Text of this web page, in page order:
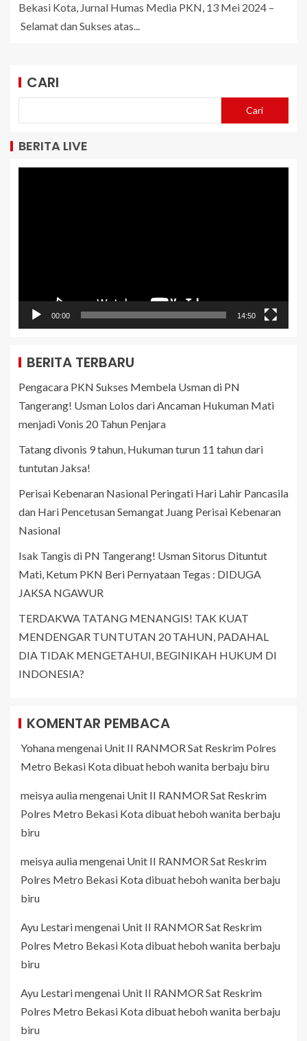
Bekasi Kota, Jurnal Humas Media PKN, 13 Mei 2024 –
Selamat dan Sukses atas...
CARI
Cari
BERITA LIVE
00:00 14:50
BERITA TERBARU
Pengacara PKN Sukses Membela Usman di PN
Tangerang! Usman Lolos dari Ancaman Hukuman Mati
menjadi Vonis 20 Tahun Penjara
Tatang divonis 9 tahun, Hukuman turun 11 tahun dari
tuntutan Jaksa!
Perisai Kebenaran Nasional Peringati Hari Lahir Pancasila
dan Hari Pencetusan Semangat Juang Perisai Kebenaran
Nasional
Isak Tangis di PN Tangerang! Usman Sitorus Dituntut
Mati, Ketum PKN Beri Pernyataan Tegas : DIDUGA
JAKSA NGAWUR
TERDAKWA TATANG MENANGIS! TAK KUAT
MENDENGAR TUNTUTAN 20 TAHUN, PADAHAL
DIA TIDAK MENGETAHUI, BEGINIKAH HUKUM DI
INDONESIA?
KOMENTAR PEMBACA
Yohanamengenai Unit II RANMOR Sat Reskrim Polres
Metro Bekasi Kota dibuat heboh wanita berbaju biru
meisya auliamengenai Unit II RANMOR Sat Reskrim
Polres Metro Bekasi Kota dibuat heboh wanita berbaju
biru
meisya auliamengenai Unit II RANMOR Sat Reskrim
Polres Metro Bekasi Kota dibuat heboh wanita berbaju
biru
Ayu Lestarimengenai Unit II RANMOR Sat Reskrim
Polres Metro Bekasi Kota dibuat heboh wanita berbaju
biru
Ayu Lestarimengenai Unit II RANMOR Sat Reskrim
Polres Metro Bekasi Kota dibuat heboh wanita berbaju
biru